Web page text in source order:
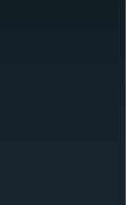
明すると、制
テム外への流
コンテンツの視
限することで
います。ネッ
付けされます
は別途認証作